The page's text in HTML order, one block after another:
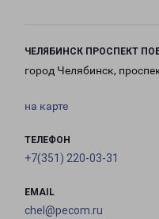
ЧЕЛЯБИНСК ПРОСПЕКТ
город Челябинск,
на карте
ТЕЛЕФОН
+7(351) 220-03-31
EMAIL
chel@pecom.ru